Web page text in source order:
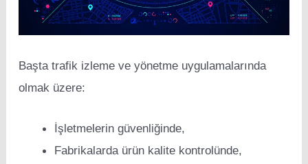
Başta trafik izleme ve yönetme uygulamalarında
olmak üzere:
İşletmelerin güvenliğinde,
Fabrikalarda ürün kalite kontrolünde,